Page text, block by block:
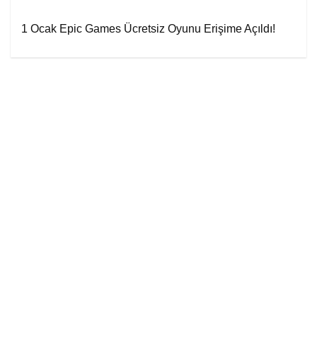
1 Ocak Epic Games Ücretsiz Oyunu Erişime Açıldı!